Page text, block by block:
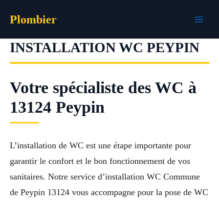
Plombier
INSTALLATION WC PEYPIN
Votre spécialiste des WC à
13124 Peypin
L’installation de WC est une étape importante pour
garantir le confort et le bon fonctionnement de vos
sanitaires. Notre service d’installation WC Commune
de Peypin 13124 vous accompagne pour la pose de WC